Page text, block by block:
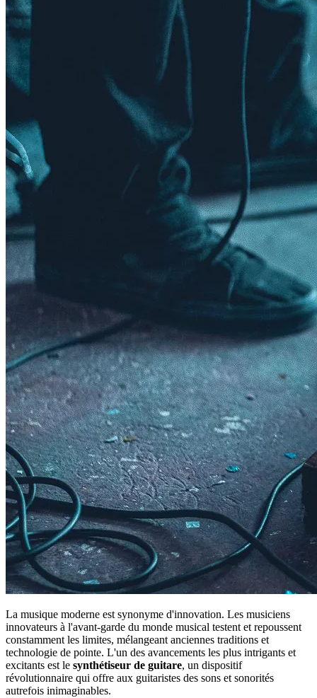
La musique moderne est synonyme d'innovation. Les musiciens
innovateurs à l'avant-garde du monde musical testent et repoussent
constamment les limites, mélangeant anciennes traditions et
technologie de pointe. L'un des avancements les plus intrigants et
excitants est le synthétiseur de guitare, un dispositif
révolutionnaire qui offre aux guitaristes des sons et sonorités
autrefois inimaginables.